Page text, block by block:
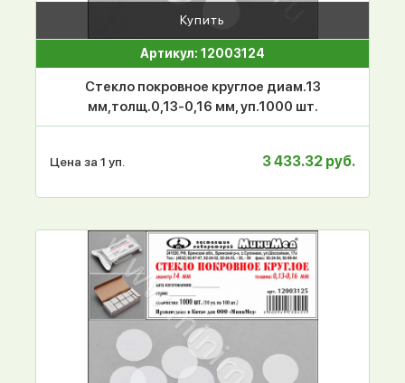
Купить
Артикул: 12003124
Стекло покровное круглое диам.13
мм,толщ.0,13-0,16 мм, уп.1000 шт.
Цена за 1 уп. 3 433.32 руб.